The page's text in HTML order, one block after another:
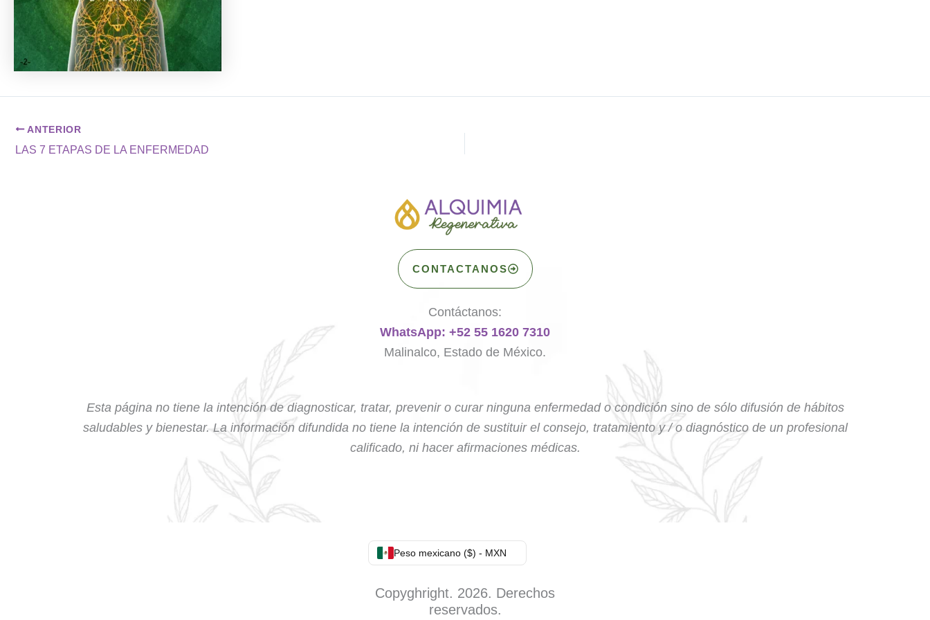
ANTERIOR
LAS 7 ETAPAS DE LA ENFERMEDAD
CONTACTANOS
Contáctanos:
WhatsApp: +52 55 1620 7310
Malinalco, Estado de México.
Esta página no tiene la intención de diagnosticar, tratar, prevenir o curar ninguna enfermedad o condición sino de sólo difusión de hábitos
saludables y bienestar. La información difundida no tiene la intención de sustituir el consejo, tratamiento y / o diagnóstico de un profesional
calificado, ni hacer afirmaciones médicas.
Peso mexicano ($) - MXN
Copyghright. 2026. Derechos
reservados.